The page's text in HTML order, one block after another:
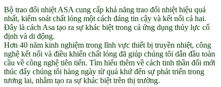
Bộ trao đổi nhiệt ASA cung cấp khả năng trao đổi nhiệt hiệu quả
nhất, kiểm soát chất lỏng một cách đáng tin cậy và kết nối cả hai.
Đây là cách Asa tạo ra sự khác biệt trong cả ứng dụng thủy lực cố
định và di động.
Hơn 40 năm kinh nghiệm trong lĩnh vực thiết bị truyền nhiệt, công
nghệ kết nối và điều khiển chất lỏng đã giúp chúng tôi dẫn đầu toàn
cầu về công nghệ tiên tiến. Tìm hiểu thêm về cách tinh thần đổi mới
thúc đẩy chúng tôi hàng ngày từ quá khứ đến sự phát triển trong
tương lai, nhằm tạo ra sự khác biệt trên thị trường.